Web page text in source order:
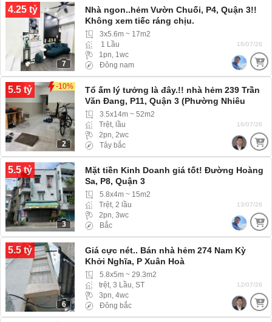
4.25 tỷ
7
Nhà ngon..hẻm Vườn Chuối, P4, Quận 3!!
Không xem tiếc ráng chịu.
3x5.6m ~ 17m2
1 Lầu
1pn, 1wc
Đông nam
18/07/26
5.5 tỷ -10%
2
Tổ ấm lý tưởng là đây.!! nhà hẻm 239 Trần
Văn Đang, P11, Quận 3 (Phường Nhiêu
Lộc) hẻm ba gác
3.5x14m ~ 52m2
Trệt, lầu
2pn, 2wc
Tây bắc
16/07/26
5.5 tỷ
3
Mặt tiền Kinh Doanh giá tốt! Đường Hoàng
Sa, P8, Quận 3
5.8x4m ~ 15m2
Trệt, 2 lầu
2pn, 3wc
Bắc
13/07/26
5.5 tỷ
6
Giá cực nét.. Bán nhà hẻm 274 Nam Kỳ
Khởi Nghĩa, P Xuân Hoà
5.8x5m ~ 29.3m2
trệt, 3 Lầu, ST
3pn, 4wc
Đông bắc
12/07/26